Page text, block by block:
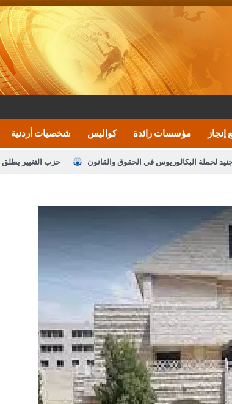
شخصيات أردنية كواليس مؤسسات رائدة
حزب التغيير لحملة البكالوريوس في الحقوق والقانون
حرص مجلس النواب على شراكة فاعلة مع الإعلام
مجموعة من رفاق السلاح